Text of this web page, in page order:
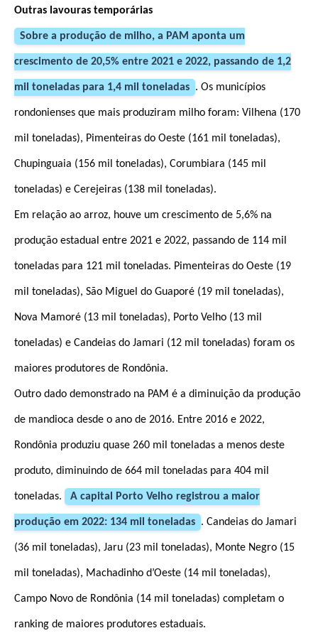
Outras lavouras temporárias
Sobre a produção de milho, a PAM aponta um
crescimento de 20,5% entre 2021 e 2022, passando de 1,2
mil toneladas para 1,4 mil toneladas . Os municípios
rondonienses que mais produziram milho foram: Vilhena (170
mil toneladas), Pimenteiras do Oeste (161 mil toneladas),
Chupinguaia (156 mil toneladas), Corumbiara (145 mil
toneladas) e Cerejeiras (138 mil toneladas).
Em relação ao arroz, houve um crescimento de 5,6% na
produção estadual entre 2021 e 2022, passando de 114 mil
toneladas para 121 mil toneladas. Pimenteiras do Oeste (19
mil toneladas), São Miguel do Guaporé (19 mil toneladas),
Nova Mamoré (13 mil toneladas), Porto Velho (13 mil
toneladas) e Candeias do Jamari (12 mil toneladas) foram os
maiores produtores de Rondônia.
Outro dado demonstrado na PAM é a diminuição da produção
de mandioca desde o ano de 2016. Entre 2016 e 2022,
Rondônia produziu quase 260 mil toneladas a menos deste
produto, diminuindo de 664 mil toneladas para 404 mil
toneladas. A capital Porto Velho registrou a maior
produção em 2022: 134 mil toneladas . Candeias do Jamari
(36 mil toneladas), Jaru (23 mil toneladas), Monte Negro (15
mil toneladas), Machadinho d’Oeste (14 mil toneladas),
Campo Novo de Rondônia (14 mil toneladas) completam o
ranking de maiores produtores estaduais.